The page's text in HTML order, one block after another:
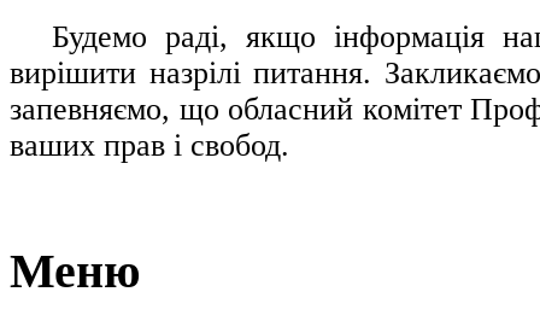
Будемо раді, якщо інформація
вирішити назрілі питання.
запевняємо, що обласний комітет
ваших прав і свобод.
Меню